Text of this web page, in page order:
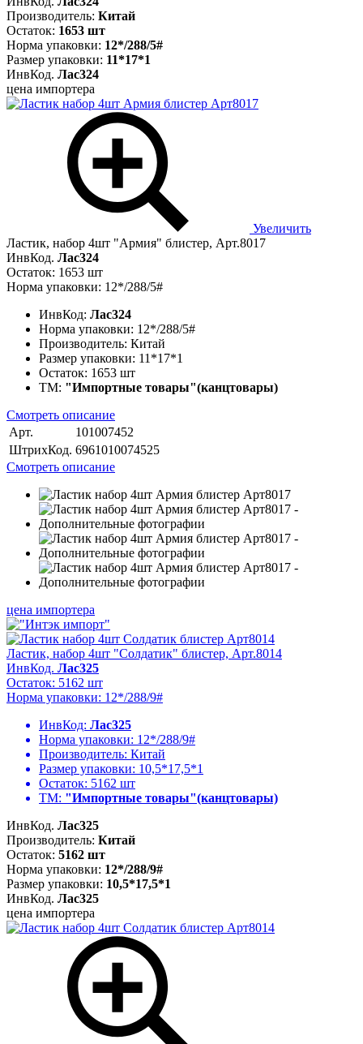
Производитель: Китай
Остаток: 1653 шт
Норма упаковки: 12*/288/5#
Размер упаковки: 11*17*1
ИнвКод. Лас324
цена импортера
Увеличить
Ластик, набор 4шт "Армия" блистер, Арт.8017
ИнвКод. Лас324
Остаток: 1653 шт
Норма упаковки: 12*/288/5#
ИнвКод: Лас324
Норма упаковки: 12*/288/5#
Производитель: Китай
Размер упаковки: 11*17*1
Остаток: 1653 шт
ТМ: "Импортные товары"(канцтовары)
Смотреть описание
Арт.
101007452
ШтрихКод. 6961010074525
Смотреть описание
цена импортера
Ластик, набор 4шт "Солдатик" блистер, Арт.8014
ИнвКод. Лас325
Остаток: 5162 шт
Норма упаковки: 12*/288/9#
ИнвКод: Лас325
Норма упаковки: 12*/288/9#
Производитель: Китай
Размер упаковки: 10,5*17,5*1
Остаток: 5162 шт
ТМ: "Импортные товары"(канцтовары)
ИнвКод. Лас325
Производитель: Китай
Остаток: 5162 шт
Норма упаковки: 12*/288/9#
Размер упаковки: 10,5*17,5*1
ИнвКод. Лас325
цена импортера